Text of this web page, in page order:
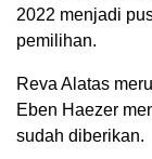
2022 menjadi
pemilihan.
Reva Alatas
Eben Haezer
sudah diberikan.